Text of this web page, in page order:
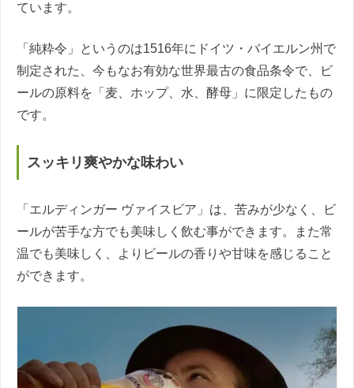
ています。
「純粋令」というのは1516年にドイツ・バイエルン州で
制定された、今もなお有効な世界最古の食品条令で、ビ
ールの原料を「麦、ホップ、水、酵母」に限定したもの
です。
スッキリ爽やかな味わい
「エルディンガー ヴァイスビア」は、苦みが少なく、ビ
ールが苦手な方でも美味しく飲む事ができます。また常
温でも美味しく、よりビールの香りや甘味を感じること
ができます。